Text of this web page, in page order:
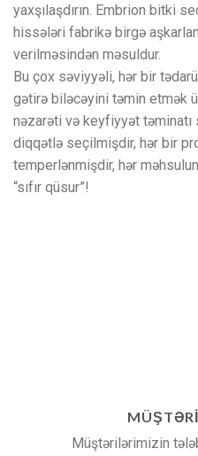
yaxşılaşdırın. Embrion bitki
hissələri fabrikə birgə
verilməsindən məsuldur.
Bu çox səviyyəli, hər bir
gətirə biləcəyini təmin etmək
nəzarəti və keyfiyyət
diqqətlə seçilmişdir, hər bir
temperlənmişdir, hər məhsulun
“sıfır qüsur”!
Müştərilərimizin